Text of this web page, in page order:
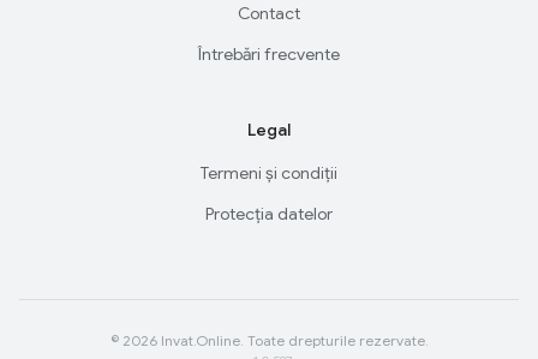
Contact
Întrebări frecvente
Legal
Termeni și condiții
Protecția datelor
© 2026 Invat.Online. Toate drepturile rezervate.